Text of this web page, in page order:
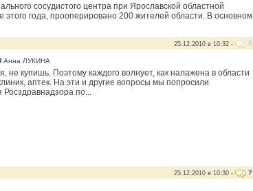
сосудистого центра при Ярославской областной
этого года, прооперировано 200 жителей области. В основном
25.12.2010 в 10:32 - 0
Анна ЛУКИНА
не купишь. Поэтому каждого волнует, как налажена в области
аптек. На эти и другие вопросы мы попросили
по...
25.12.2010 в 10:30 - 7